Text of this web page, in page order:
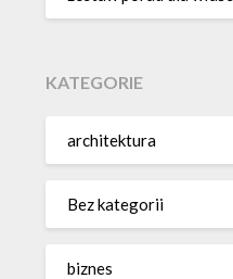
KATEGORIE
architektura
Bez kategorii
biznes